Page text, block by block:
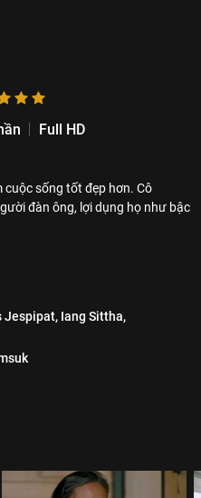
Full HD
cuộc sống tốt đẹp hơn. Cô
đàn ông, lợi dụng họ như bậc
Jespipat, Iang Sittha,